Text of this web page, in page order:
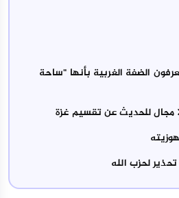
الضفة الغربية بأنها "ساحة
مجال للحديث عن تقسيم غزة
لحزب الله